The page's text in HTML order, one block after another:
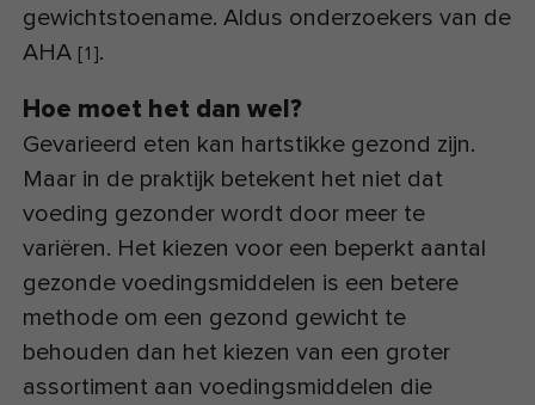
gewichtstoename. Aldus onderzoekers van de
AHA [1].
Hoe moet het dan wel?
Gevarieerd eten kan hartstikke gezond zijn.
Maar in de praktijk betekent het niet dat
voeding gezonder wordt door meer te
variëren. Het kiezen voor een beperkt aantal
gezonde voedingsmiddelen is een betere
methode om een gezond gewicht te
behouden dan het kiezen van een groter
assortiment aan voedingsmiddelen die